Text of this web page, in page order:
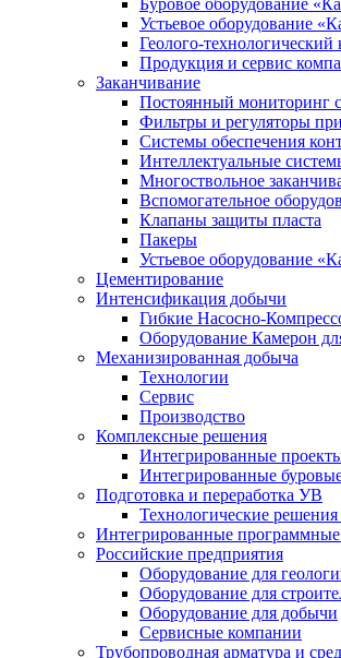
Буровое оборудование
Устьевое оборудование
Геолого-
Продукция и сервис
Заканчивание
Постоянный мониторинг
Фильтры и регуляторы
Cистемы обеспечения
Интеллектуальные
Многоствольное
Вспомогательное
Клапаны защиты пласта
Пакеры
Устьевое оборудование
Цементирование
Интенсификация добычи
Гибкие Насосно-
Оборудование Камерон
Механизированная добыча
Технологии
Сервис
Производство
Комплексные решения
Интегрированные
Интегрированные
Подготовка и переработка УВ
Технологические
Интегрированные
Российские предприятия
Оборудование для
Оборудование для
Оборудование для добычи
Сервисные компании
Трубопроводная арматура и